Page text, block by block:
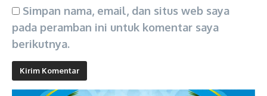
Simpan nama, email, dan situs web saya
pada peramban ini untuk komentar saya
berikutnya.